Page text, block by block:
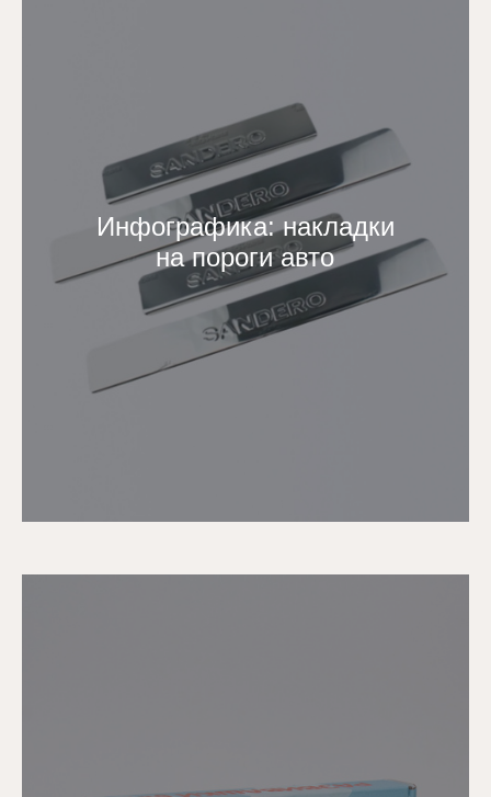
Инфографика: накладки
на пороги авто